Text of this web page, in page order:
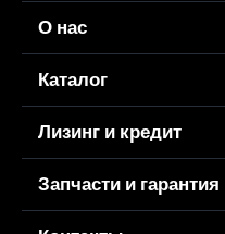
О нас
Каталог
Лизинг и кредит
Запчасти и гарантия